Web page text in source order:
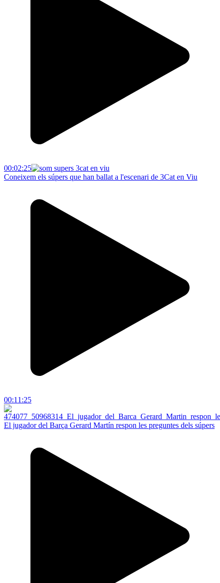
00:02:25
Coneixem els súpers que han ballat a l'escenari de 3Cat en Viu
00:11:25
El jugador del Barça Gerard Martín respon les preguntes dels súpers